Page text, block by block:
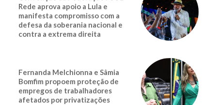
Rede aprova apoio a Lula e
manifesta compromisso com a
defesa da soberania nacional e
contra a extrema direita
Fernanda Melchionna e Sâmia
Bomfim propoem proteção de
empregos de trabalhadores
afetados por privatizações